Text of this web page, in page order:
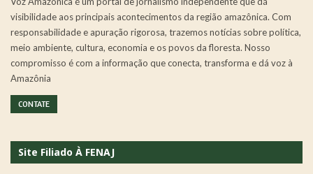
visibilidade aos principais acontecimentos da região amazônica. Com
responsabilidade e apuração rigorosa, trazemos notícias sobre política,
meio ambiente, cultura, economia e os povos da floresta. Nosso
compromisso é com a informação que conecta, transforma e dá voz à
Amazônia
CONTATE
Site Filiado À FENAJ